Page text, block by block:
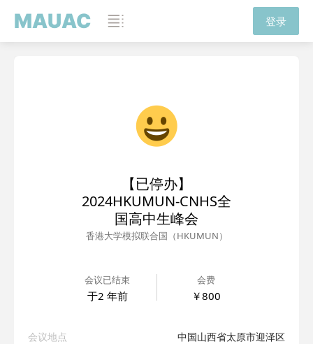
MAUAC 登录
【已停办】
2024HKUMUN-CNHS全
国高中生峰会
香港大学模拟联合国（HKUMUN）
会议已结束
于2 年前
会费
￥800
会议地点
中国山西省太原市迎泽区